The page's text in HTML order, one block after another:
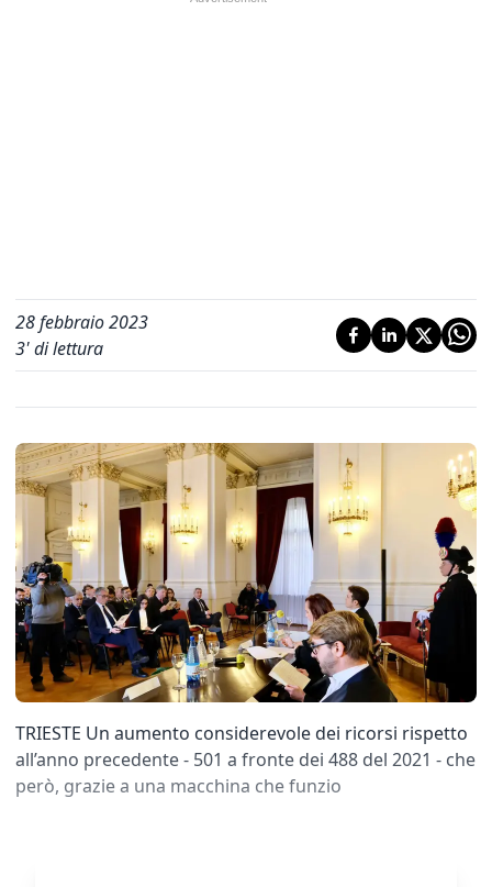
28 febbraio 2023
3' di lettura
TRIESTE Un aumento considerevole dei ricorsi rispetto
all’anno precedente - 501 a fronte dei 488 del 2021 - che
però, grazie a una macchina che funzio